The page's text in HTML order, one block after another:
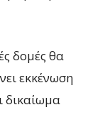
δομές θα
εκκένωση
δικαίωμα